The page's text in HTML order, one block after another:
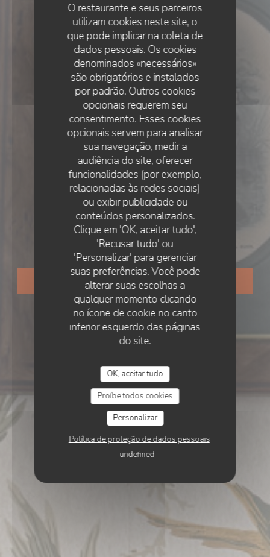
O restaurante e seus parceiros
utilizam cookies neste site, o
que pode implicar na coleta de
dados pessoais. Os cookies
denominados «necessários»
são obrigatórios e instalados
por padrão. Outros cookies
opcionais requerem seu
consentimento. Esses cookies
opcionais servem para analisar
sua navegação, medir a
audiência do site, oferecer
funcionalidades (por exemplo,
relacionadas às redes sociais)
ou exibir publicidade ou
conteúdos personalizados.
Clique em 'OK, aceitar tudo',
'Recusar tudo' ou
'Personalizar' para gerenciar
suas preferências. Você pode
alterar suas escolhas a
qualquer momento clicando
no ícone de cookie no canto
inferior esquerdo das páginas
do site.
OK, aceitar tudo
Proíbe todos cookies
Personalizar
Política de proteção de dados pessoais
undefined
• BEAUNE
Bistrot Rosette
RESERVAR UMA MESA
BISTROT ROSETTE